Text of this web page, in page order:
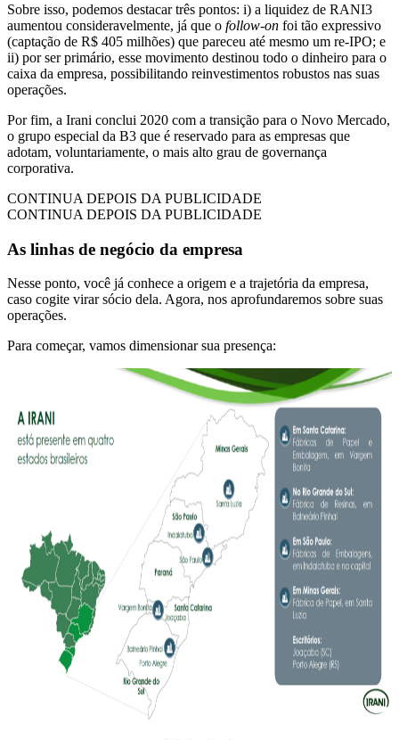
Sobre isso, podemos destacar três pontos: i) a liquidez de RANI3
aumentou consideravelmente, já que o follow-on foi tão expressivo
(captação de R$ 405 milhões) que pareceu até mesmo um re-IPO; e
ii) por ser primário, esse movimento destinou todo o dinheiro para o
caixa da empresa, possibilitando reinvestimentos robustos nas suas
operações.
Por fim, a Irani conclui 2020 com a transição para o Novo Mercado,
o grupo especial da B3 que é reservado para as empresas que
adotam, voluntariamente, o mais alto grau de governança
corporativa.
CONTINUA DEPOIS DA PUBLICIDADE
CONTINUA DEPOIS DA PUBLICIDADE
As linhas de negócio da empresa
Nesse ponto, você já conhece a origem e a trajetória da empresa,
caso cogite virar sócio dela. Agora, nos aprofundaremos sobre suas
operações.
Para começar, vamos dimensionar sua presença: